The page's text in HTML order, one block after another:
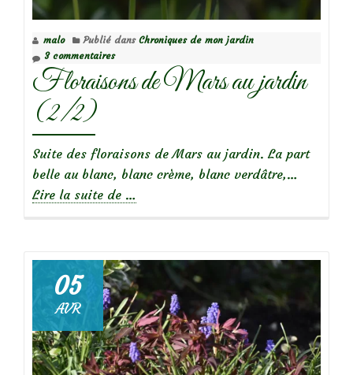
malo Publié dans Chroniques de mon jardin
3 commentaires
Floraisons de Mars au jardin
(2/2)
Suite des floraisons de Mars au jardin. La part
belle au blanc, blanc crème, blanc verdâtre,…
Lire la suite de
Mars
au
jardin
(2/2)
…
05
AVR